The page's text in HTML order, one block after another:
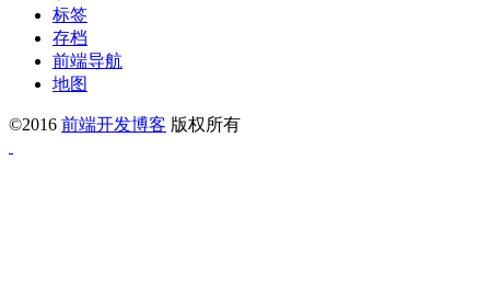
标签
存档
前端导航
地图
©2016 前端开发博客 版权所有